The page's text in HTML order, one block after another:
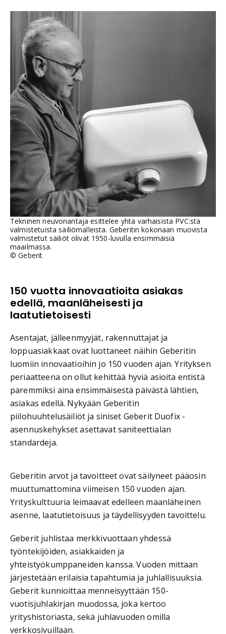
Tekninen neuvonantaja esittelee yhtä varhaisista PVC:stä
valmistetuista säiliömalleista. Geberitin kokonaan muovista
valmistetut säiliöt olivat 1950-luvulla ensimmäisiä
maailmassa.
©Geberit
150 vuotta innovaatioita asiakas
edellä, maanläheisesti ja
laatutietoisesti
Asentajat, jälleenmyyjät, rakennuttajat ja
loppuasiakkaat ovat luottaneet näihin Geberitin
luomiin innovaatioihin jo 150 vuoden ajan. Yrityksen
periaatteena on ollut kehittää hyviä asioita entistä
paremmiksi aina ensimmäisestä päivästä lähtien,
asiakas edellä. Nykyään Geberitin
piilohuuhtelusäiliöt ja siniset Geberit Duofix -
asennuskehykset asettavat saniteettialan
standardeja.
Geberitin arvot ja tavoitteet ovat säilyneet pääosin
muuttumattomina viimeisen 150 vuoden ajan.
Yrityskulttuuria leimaavat edelleen maanläheinen
asenne, laatutietoisuus ja täydellisyyden tavoittelu.
Geberit juhlistaa merkkivuottaan yhdessä
työntekijöiden, asiakkaiden ja
yhteistyökumppaneiden kanssa. Vuoden mittaan
järjestetään erilaisia tapahtumia ja juhlallisuuksia.
Geberit kunnioittaa menneisyyttään 150-
vuotisjuhlakirjan muodossa, joka kertoo
yrityshistoriasta, sekä juhlavuoden omilla
verkkosivuillaan.